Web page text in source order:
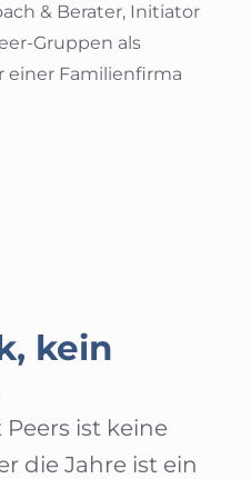
& Berater, Initiator
Gruppen als
einer Familienfirma
kein
ist keine
die Jahre ist ein